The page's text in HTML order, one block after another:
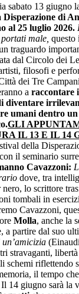
sabato 13 giugno
Disperazione di
al 25 luglio 2026.
male, questo
traguardo
dal Circolo dei
filosofi e
dei Tre
a raccontare
diventare
umani dentro
GLI
IL 13 E IL 14
della
il seminario
Cavazzoni:
dove, tra
lo scrittore
tombali in
Cavazzoni,
Molla, anche la
a partire dal suo
stravaganti,
schemi riflettendo
il tempo
14 giugno sarà la